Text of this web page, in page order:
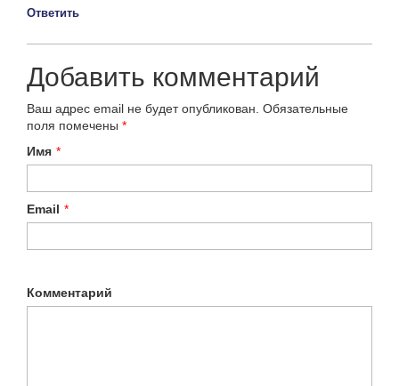
Ответить
Добавить комментарий
Ваш адрес email не будет опубликован. Обязательные
поля помечены *
Имя *
Email *
Комментарий